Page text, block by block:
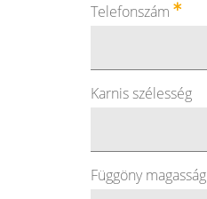
Telefonszám
Karnis szélesség
Függöny magasság